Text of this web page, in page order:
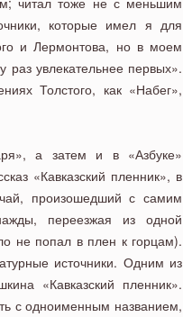
которые имел я для
и Лермонтова, но в моем
раз увлекательнее первых».
Толстого, как «Набег»,
а затем и в «Азбуке»
«Кавказский пленник», в
произошедший с самим
переезжая из одной
не попал в плен к горцам).
источники. Одним из
«Кавказский пленник».
с одноименным названием,